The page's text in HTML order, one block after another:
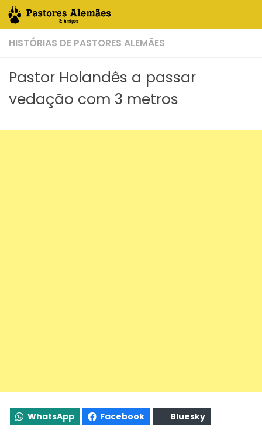
Skip to content
HISTÓRIAS DE PASTORES ALEMÃES
Pastor Holandês a passar
vedação com 3 metros
WhatsApp Facebook Bluesky